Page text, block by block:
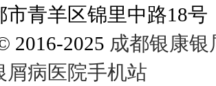
市青羊区锦里中路18
2016-2025 成都银康银
屑病医院手机站